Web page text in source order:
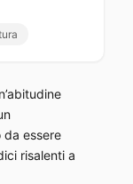
essere
risalenti a